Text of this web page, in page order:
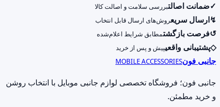
دارای
انواع
مختلفی
می
باشد.
گزینه
✓ضمانت اصالتبررسی سلامت و اصالت کالا
↯ارسال سریعروش‌های ارسال قابل انتخاب
↺فرصت بازگشتمطابق شرایط اعلام‌شده
◇پشتیبانی واقعیپیش و پس از خرید
جانبی فونMOBILE ACCESSORIES
جانبی فون؛ فروشگاه تخصصی لوازم جانبی موبایل با انتخاب روشن
و خرید مطمئن.